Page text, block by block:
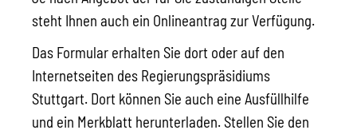
steht Ihnen auch ein Onlineantrag zur Verfügung.
Das Formular erhalten Sie dort oder auf den
Internetseiten des Regierungspräsidiums
Stuttgart. Dort können Sie auch eine Ausfüllhilfe
und ein Merkblatt herunterladen. Stellen Sie den